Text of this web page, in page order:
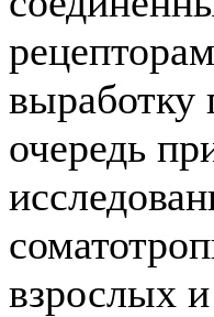
выработку
очередь
взрослых